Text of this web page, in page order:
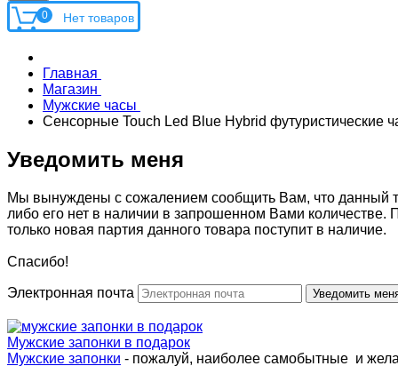
0
Главная
Магазин
Мужские часы
Сенсорные Touch Led Blue Hybrid футуристические
Уведомить меня
Мы вынуждены с сожалением сообщить Вам, что данный
либо его нет в наличии в запрошенном Вами количестве.
только новая партия данного товара поступит в наличие.
Спасибо!
Электронная почта
Мужские запонки в подарок
Мужские запонки - пожалуй, наиболее самобытные и